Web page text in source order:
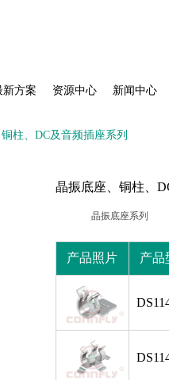
新方案 资源中心 新闻中心
柱、DC及音频插座系列
晶振底座、铜柱、
晶振底座系列
产品照片 产品